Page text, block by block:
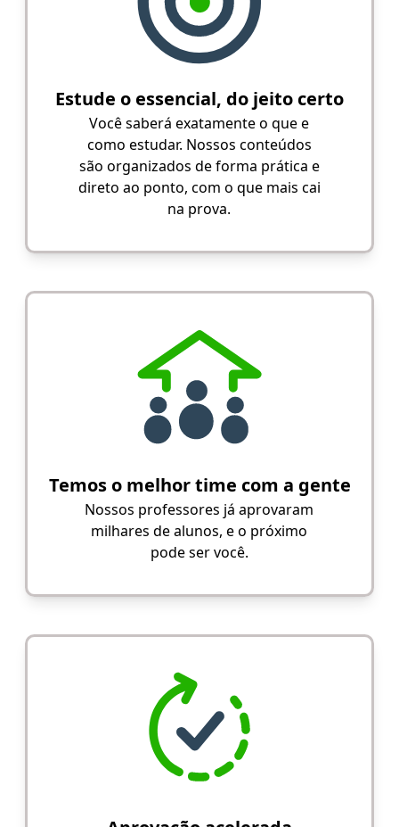
Estude o essencial, do jeito certo
Você saberá exatamente o que e
como estudar. Nossos conteúdos
são organizados de forma prática e
direto ao ponto, com o que mais cai
na prova.
Temos o melhor time com a gente
Nossos professores já aprovaram
milhares de alunos, e o próximo
pode ser você.